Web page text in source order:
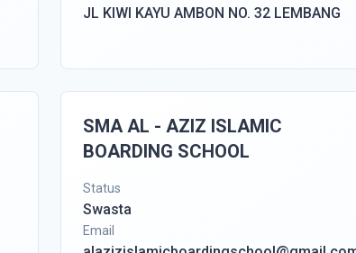
JL KIWI KAYU AMBON NO. 32 LEMBANG
SMA AL - AZIZ ISLAMIC
BOARDING SCHOOL
Status
Swasta
Email